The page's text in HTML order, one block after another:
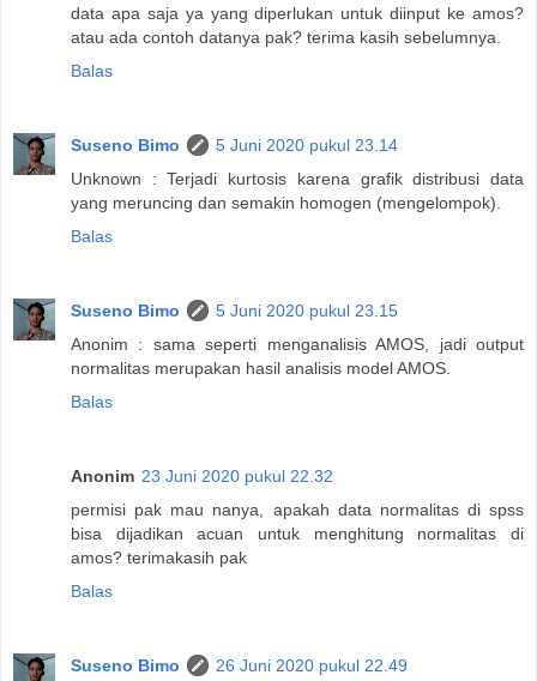
data apa saja ya yang diperlukan untuk diinput ke amos?
atau ada contoh datanya pak? terima kasih sebelumnya.
Balas
Suseno Bimo
5 Juni 2020 pukul 23.14
Unknown : Terjadi kurtosis karena grafik distribusi data
yang meruncing dan semakin homogen (mengelompok).
Balas
Suseno Bimo
5 Juni 2020 pukul 23.15
Anonim : sama seperti menganalisis AMOS, jadi output
normalitas merupakan hasil analisis model AMOS.
Balas
Anonim 23 Juni 2020 pukul 22.32
permisi pak mau nanya, apakah data normalitas di spss
bisa dijadikan acuan untuk menghitung normalitas di
amos? terimakasih pak
Balas
Suseno Bimo
26 Juni 2020 pukul 22.49